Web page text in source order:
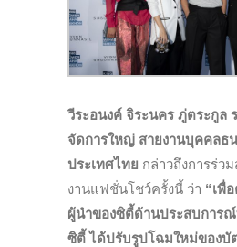
วีระอนงค์ จิระนคร ภู่ตระกูล
จัดการใหญ่ สายงานบุคคลธ
ประเทศไทย กล่าวถึงการร่ว
งานแฟชั่นโชว์ครั้งนี้ ว่า “เพื่
ผู้นำของซิตี้ด้านประสบการ
ซิตี้ ได้ปรับรูปโฉมใหม่ของบั